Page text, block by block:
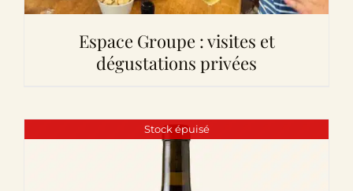
Espace Groupe : visites et
dégustations privées
Stock épuisé